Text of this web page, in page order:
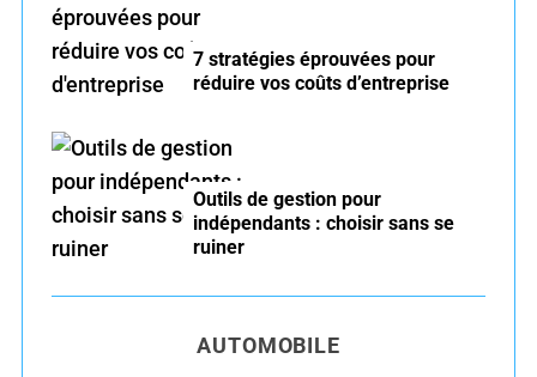
7 stratégies éprouvées pour
réduire vos coûts d’entreprise
Outils de gestion pour
indépendants : choisir sans se
ruiner
AUTOMOBILE